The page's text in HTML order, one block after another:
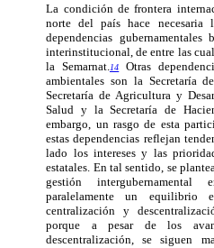
La condición de frontera
norte del país hace necesaria
dependencias
interinstitucional, de entre las
la Semarnat. 14
Otras
ambientales son la Secretaría
Secretaría de Agricultura y
Salud y la Secretaría de
embargo, un rasgo de esta
estas dependencias reflejan
lado los intereses y las
estatales. En tal sentido, se
gestión
paralelamente un equilibrio
centralización y
porque a pesar de los
descentralización, se siguen